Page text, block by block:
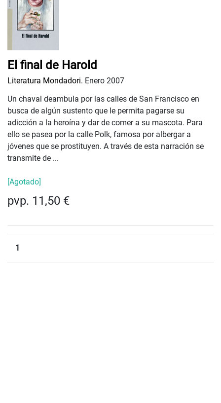
El final de Harold
Literatura Mondadori. Enero 2007
Un chaval deambula por las calles de San Francisco en
busca de algún sustento que le permita pagarse su
adicción a la heroína y dar de comer a su mascota. Para
ello se pasea por la calle Polk, famosa por albergar a
jóvenes que se prostituyen. A través de esta narración se
transmite de ...
[Agotado]
pvp. 11,50 €
1